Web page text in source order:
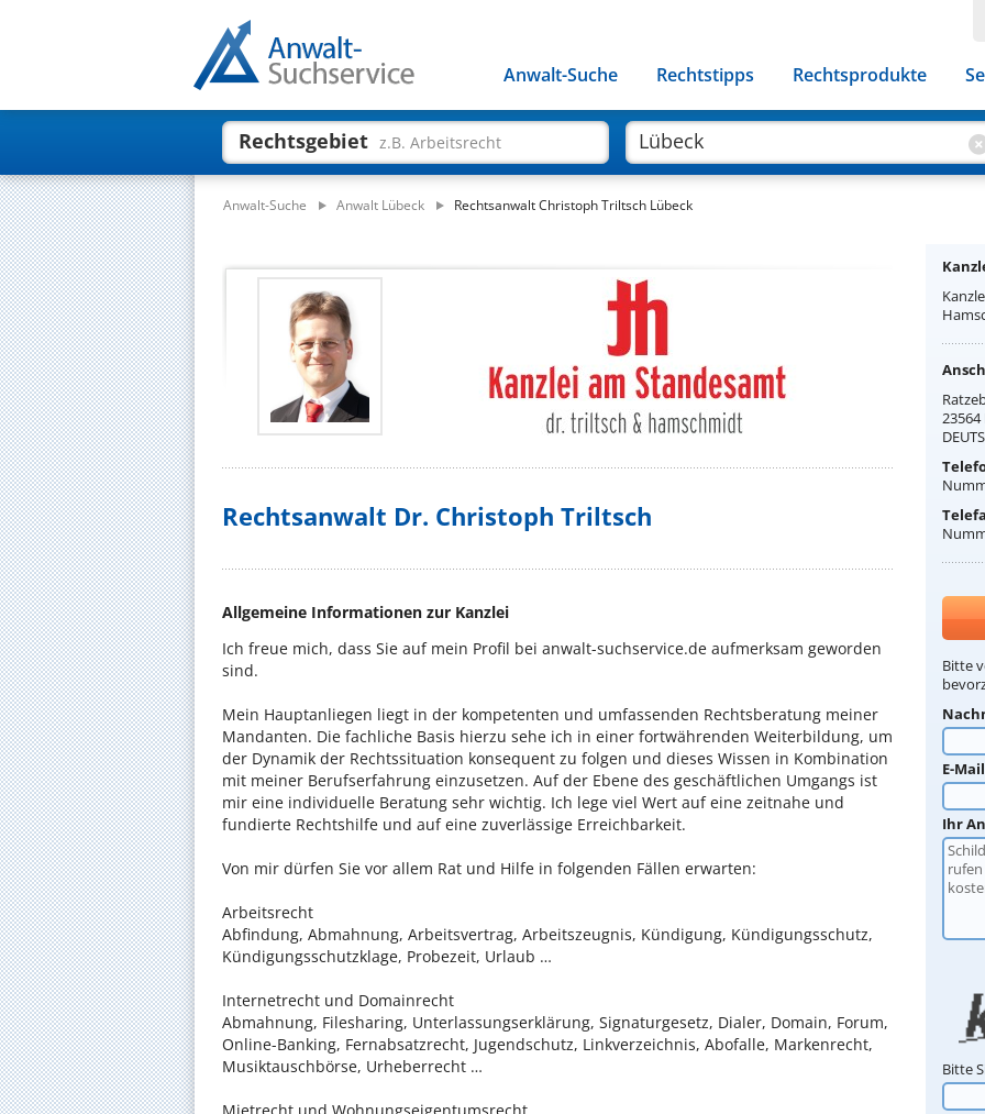
Anwalt-Suche Rechtstipps Rechtsprodukte
Rechtsgebiet z.B. Arbeitsrecht
Anwalt-Suche Anwalt Lübeck Rechtsanwalt Christoph Triltsch Lübeck
Rechtsanwalt Dr. Christoph Triltsch
Allgemeine Informationen zur Kanzlei
Ich freue mich, dass Sie auf mein Profil bei anwalt-suchservice.de aufmerksam geworden
sind.
Mein Hauptanliegen liegt in der kompetenten und umfassenden Rechtsberatung meiner
Mandanten. Die fachliche Basis hierzu sehe ich in einer fortwährenden Weiterbildung, um
der Dynamik der Rechtssituation konsequent zu folgen und dieses Wissen in Kombination
mit meiner Berufserfahrung einzusetzen. Auf der Ebene des geschäftlichen Umgangs ist
mir eine individuelle Beratung sehr wichtig. Ich lege viel Wert auf eine zeitnahe und
fundierte Rechtshilfe und auf eine zuverlässige Erreichbarkeit.
Von mir dürfen Sie vor allem Rat und Hilfe in folgenden Fällen erwarten:
Arbeitsrecht
Abfindung, Abmahnung, Arbeitsvertrag, Arbeitszeugnis, Kündigung, Kündigungsschutz,
Kündigungsschutzklage, Probezeit, Urlaub …
Internetrecht und Domainrecht
Abmahnung, Filesharing, Unterlassungserklärung, Signaturgesetz, Dialer, Domain, Forum,
Online-Banking, Fernabsatzrecht, Jugendschutz, Linkverzeichnis, Abofalle, Markenrecht,
Musiktauschbörse, Urheberrecht …
Bitte
E-
Ihr
Bitte